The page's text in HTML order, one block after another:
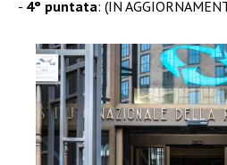
4° puntata: (IN